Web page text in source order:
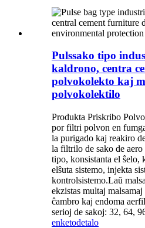
Pulssako tipo
kaldrono, centra
polvokolekto kaj
polvokolektilo
Produkta Priskribo
por filtri polvon en
la purigado kaj reakiro
la filtrilo de sako de aero
tipo, konsistanta el ŝelo,
elŝuta sistemo, injekta
kontrolsistemo.Laŭ
ekzistas multaj
ĉambro kaj endoma
serioj de sakoj: 32, 64,
enketodetalo